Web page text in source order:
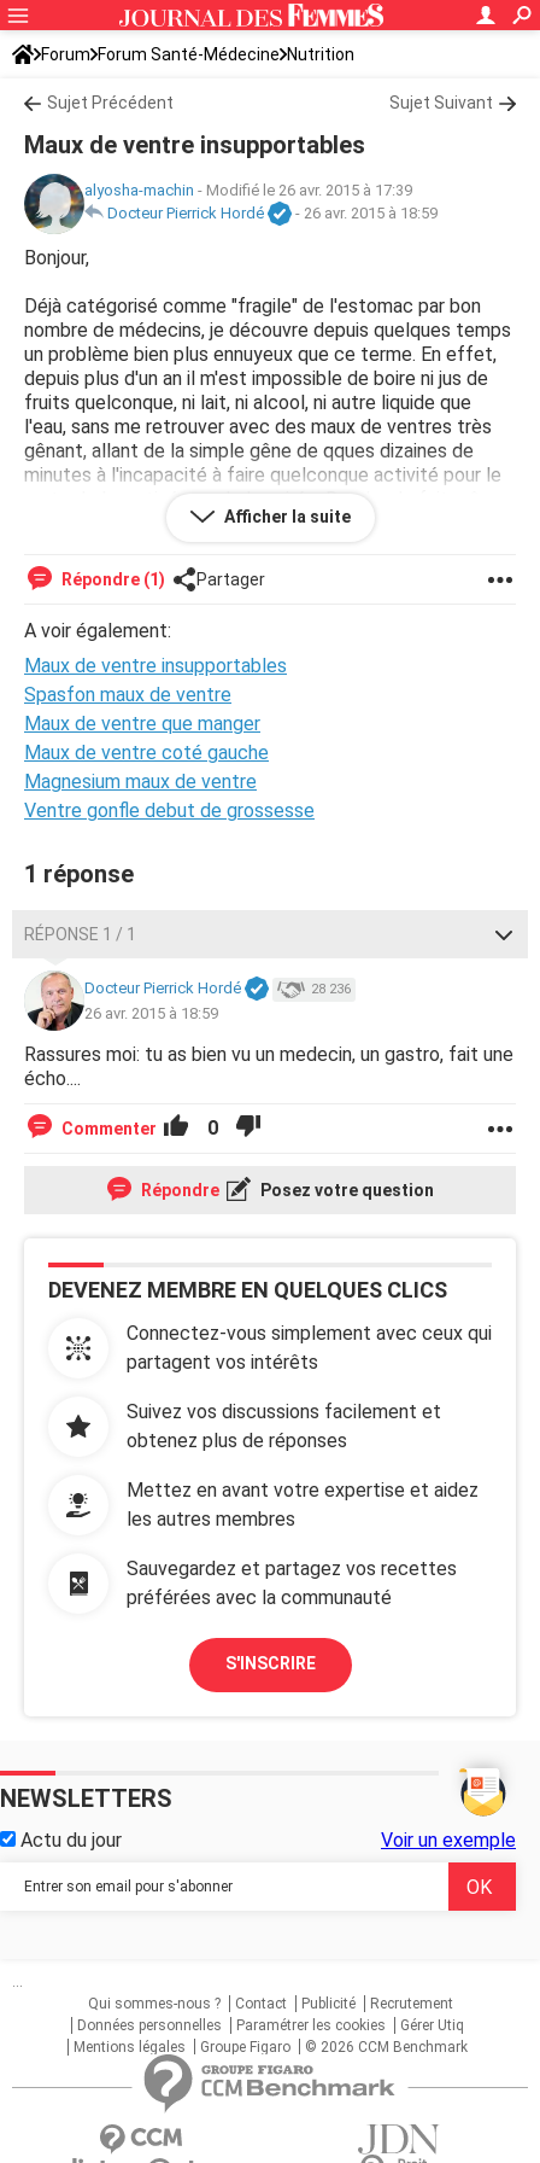
Forum Forum Santé-Médecine Nutrition
Sujet Précédent Sujet Suivant
Maux de ventre insupportables
alyosha-machin - Modifié le 26 avr. 2015 à 17:39
Docteur Pierrick Hordé
- 26 avr. 2015 à 18:59
Bonjour,
Déjà catégorisé comme "fragile" de l'estomac par bon
nombre de médecins, je découvre depuis quelques temps
un problème bien plus ennuyeux que ce terme. En effet,
depuis plus d'un an il m'est impossible de boire ni jus de
fruits quelconque, ni lait, ni alcool, ni autre liquide que
l'eau, sans me retrouver avec des maux de ventres très
gênant, allant de la simple gêne de qques dizaines de
minutes à l'incapacité à faire quelconque activité pour le
reste de la matinée ou de la soirée. De plus, le fait même
de boire autre chose que de l'eau me coupe l'appétit, et
m'en rendre compte, la situation se présente pour moi
comme assez dangereuse. Me retrouver en soirée à
pouvoir boire une bière, puis me forcer le reste de la
soirée pour que personne ne se rende compte de quelque
chose, ne pas pouvoir m'éclater au maximum par ce
problème, devoir refuser tout aliment, avoir l'impression
de gâcher les journées/soirées des autres, tout cela est
maintenant pour moi à la limite du supportable. Je ne sais
pas vers qui me tourner pour ce problème, donc j'aimerais
savoir si l'un d'entre vous à une idée de ce qui se passe et
ce que je peux faire.
Afficher la suite
Répondre (1) Partager
A voir également:
Maux de ventre insupportables
Spasfon maux de ventre
Maux de ventre que manger
Maux de ventre coté gauche
Magnesium maux de ventre
Ventre gonfle debut de grossesse
1 réponse
RÉPONSE 1 / 1
Docteur Pierrick Hordé 28 236
26 avr. 2015 à 18:59
Rassures moi: tu as bien vu un medecin, un gastro, fait une
écho....
Commenter 0
Répondre Posez votre question
DEVENEZ MEMBRE EN QUELQUES CLICS
Connectez-vous simplement avec ceux qui
partagent vos intérêts
Suivez vos discussions facilement et
obtenez plus de réponses
Mettez en avant votre expertise et aidez
les autres membres
Sauvegardez et partagez vos recettes
préférées avec la communauté
S'INSCRIRE
NEWSLETTERS
Actu du jour Voir un exemple
...
Qui sommes-nous ?
Contact Publicité
Recrutement
Données personnelles
Paramétrer les cookies
Gérer Utiq
Mentions légales
Groupe Figaro © 2026 CCM Benchmark